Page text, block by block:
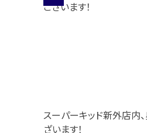
スーパーキッド新外店内
ざいます！